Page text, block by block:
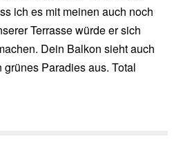
ich es mit meinen auch noch
Terrasse würde er sich
Dein Balkon sieht auch
Paradies aus. Total